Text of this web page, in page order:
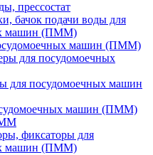
прессостат
бачок подачи воды для
машин (ПММ)
машин (ПММ)
для посудомоечных
посудомоечных машин
машин (ПММ)
фиксаторы для
машин (ПММ)